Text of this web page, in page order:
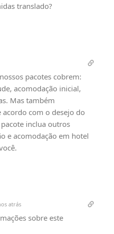
translado?
pacotes cobrem:
acomodação inicial,
Mas também
acordo com o desejo do
inclua outros
e acomodação em hotel
atrás
sobre este